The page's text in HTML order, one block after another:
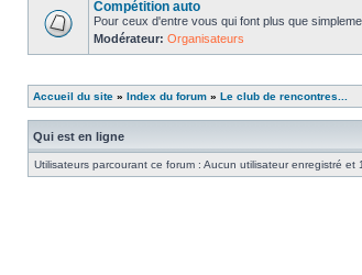
Compétition auto
Pour ceux d'entre vous qui font plus que
Modérateur: Organisateurs
Accueil du site » Index du forum » Le club de rencontres...
Qui est en ligne
Utilisateurs parcourant ce forum : Aucun utilisateur enregistré et